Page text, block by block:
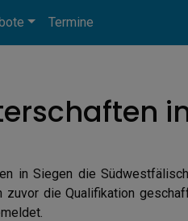
Termine
in Siegen die
die Qualifikation